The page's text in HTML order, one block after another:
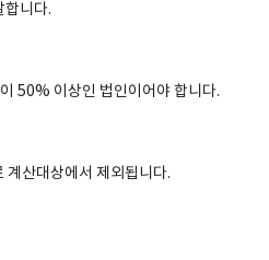
합니다.
50% 이상인 법인이어야 합니다.
계산대상에서 제외됩니다.